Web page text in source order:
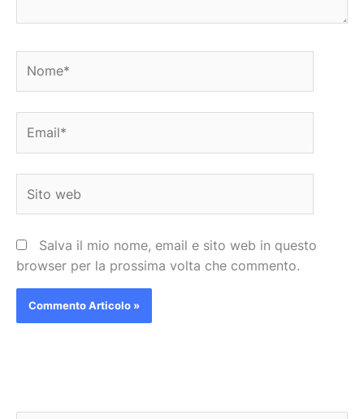
web
Salva il mio nome, email e sito web in questo
browser per la prossima volta che commento.